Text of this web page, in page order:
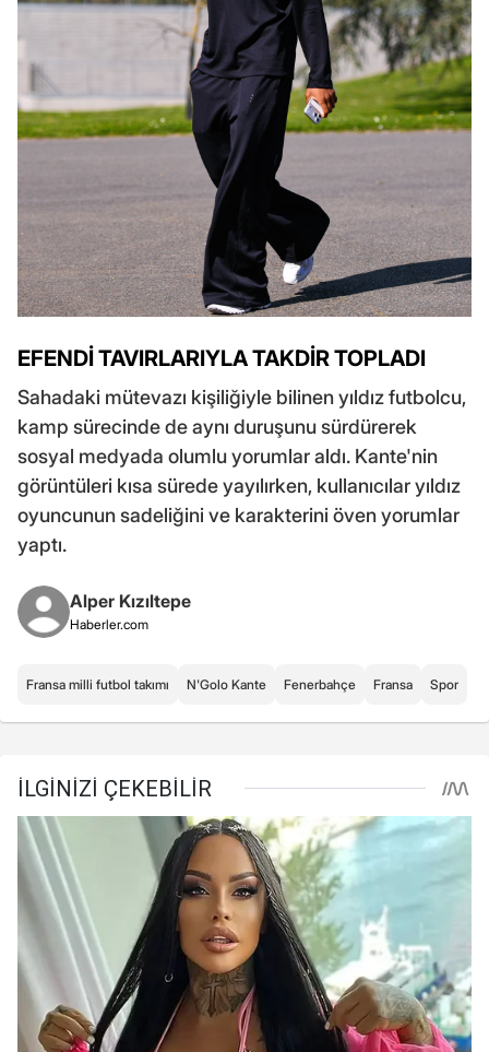
EFENDİ TAVIRLARIYLA TAKDİR TOPLADI
Sahadaki mütevazı kişiliğiyle bilinen yıldız futbolcu,
kamp sürecinde de aynı duruşunu sürdürerek
sosyal medyada olumlu yorumlar aldı. Kante'nin
görüntüleri kısa sürede yayılırken, kullanıcılar yıldız
oyuncunun sadeliğini ve karakterini öven yorumlar
yaptı.
Alper Kızıltepe
Haberler.com
Fransa milli futbol takımı N'Golo Kante Fenerbahçe Fransa Spor